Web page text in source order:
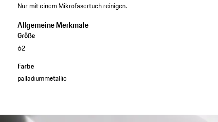
Nur mit einem Mikrofasertuch reinigen.
Allgemeine Merkmale
Größe
62
Farbe
palladiummetallic